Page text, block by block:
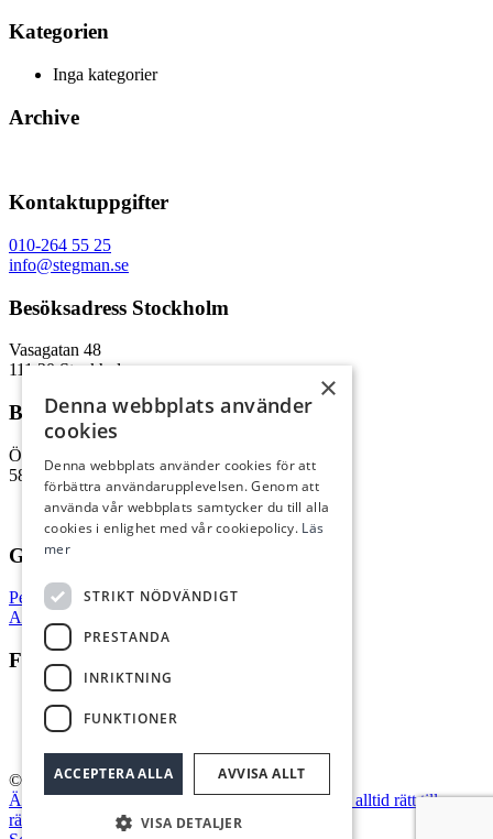
Kategorien
Inga kategorier
Archive
Kontaktuppgifter
010-264 55 25
info@stegman.se
Besöksadress Stockholm
Vasagatan 48
111 20 Stockholm
Besöksadress Linköping
Östgötagatan 55a
582 55 Linköping
GDPR / Villkor
Personuppgifter
Allmänna villkor
Följ oss
© 2022 Stegman Juristbyrå
Är det dyrt att stämma någon i domstol? Har man alltid rätt till
rättsskydd vid tvist?
×
Denna webbplats använder
cookies
Denna webbplats använder cookies för att
förbättra användarupplevelsen. Genom att
använda vår webbplats samtycker du till alla
cookies i enlighet med vår cookiepolicy. Läs
mer
STRIKT NÖDVÄNDIGT
PRESTANDA
INRIKTNING
FUNKTIONER
ACCEPTERA ALLA AVVISA ALLT
VISA DETALJER